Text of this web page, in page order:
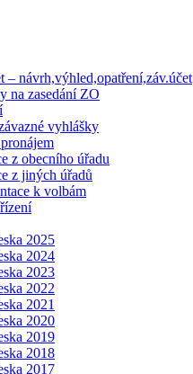
– návrh,výhled,opatření,záv.účet
na zasedání ZO
vyhlášky
z obecního úřadu
z jiných úřadů
k volbám
2025
2024
2023
2022
2021
2020
2019
2018
2017